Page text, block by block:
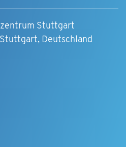
Stuttgart
Deutschland